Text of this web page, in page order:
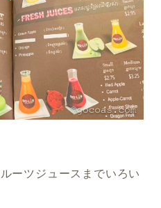
ーツジュースまでいろい